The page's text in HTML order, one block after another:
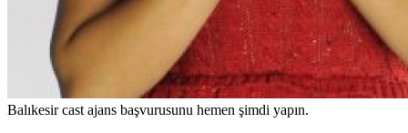
Balıkesir cast ajans başvurusunu hemen şimdi yapın.